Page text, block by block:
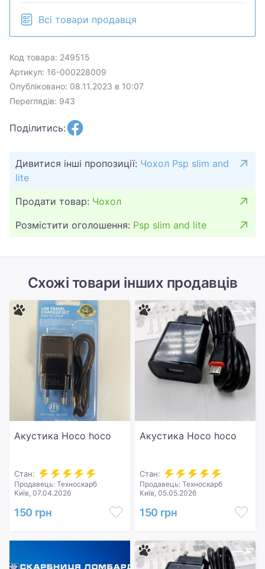
Всі товари продавця
Код товара: 249515
Артикул: 16-000228009
Опубліковано: 08.11.2023 в 10:07
Переглядів: 943
Поділитись:
Дивитися інші пропозиції: Чохол Psp slim and
lite
Продати товар: Чохол
Розмістити оголошення: Psp slim and lite
Схожі товари інших продавців
Акустика Hoco hoco
Стан:
Продавець: Техноскарб
Київ, 07.04.2026
150 грн
Акустика Hoco hoco
Стан:
Продавець: Техноскарб
Київ, 05.05.2026
150 грн